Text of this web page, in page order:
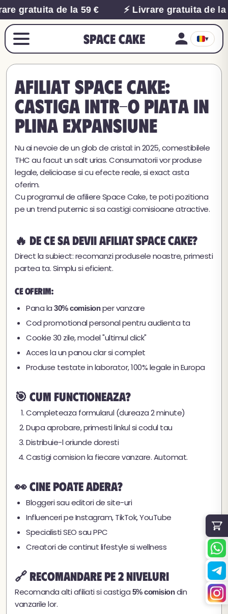
gratuita de la 59 € ⚡ Livrare gratuita de la
Space Cake ▾
Afiliat Space Cake:
castiga intr-o piata in
plina expansiune
Nu ai nevoie de un glob de cristal: in 2025, comestibilele
THC au facut un salt urias. Consumatorii vor produse
legale, delicioase si cu efecte reale, si exact asta
oferim.
Cu programul de afiliere Space Cake, te poti pozitiona
pe un trend puternic si sa castigi comisioane atractive.
🔥 De ce sa devii afiliat Space Cake?
Direct la subiect: recomanzi produsele noastre, primesti
partea ta. Simplu si eficient.
Ce oferim:
Pana la 30% comisionper vanzare
Cod promotional personal pentru audienta ta
Cookie 30 zile, model "ultimul click"
Acces la un panou clar si complet
Produse testate in laborator, 100% legale in Europa
🎯 Cum functioneaza?
Completeaza formularul (dureaza 2 minute)
Dupa aprobare, primesti linkul si codul tau
Distribuie-l oriunde doresti
Castigi comision la fiecare vanzare. Automat.
👀 Cine poate adera?
Bloggeri sau editori de site-uri
Influenceri pe Instagram, TikTok, YouTube
Specialisti SEO sau PPC
Creatori de continut lifestyle si wellness
🔗 Recomandare pe 2 niveluri
Recomanda alti afiliati si castiga 5% comisiondin
vanzarile lor.